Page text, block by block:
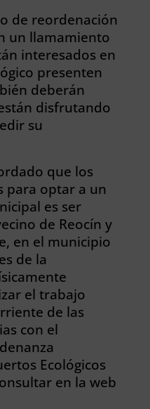
de reordenación
un llamamiento
interesados en
presenten
deberán
disfrutando
su
que los
para optar a un
es ser
de Reocín y
en el municipio
de la
el trabajo
de las
con el
Ecológicos
en la web